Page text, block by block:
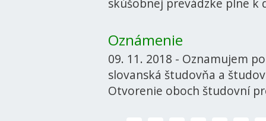
Oznámenie
09. 11. 2018 - Oznamujem
slovanská študovňa a
Otvorenie oboch študovní